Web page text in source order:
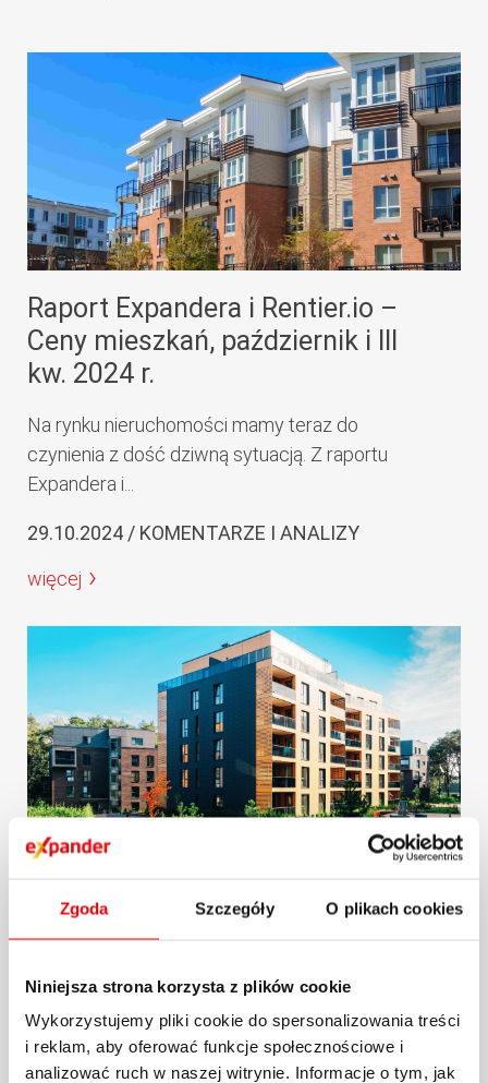
Zgoda Szczegóły O plikach cookies
Niniejsza strona korzysta z plików cookie
Wykorzystujemy pliki cookie do spersonalizowania treści
i reklam, aby oferować funkcje społecznościowe i
analizować ruch w naszej witrynie. Informacje o tym, jak
Raport Expandera i Rentier.io –
Ceny mieszkań, październik i III
kw. 2024 r.
Na rynku nieruchomości mamy teraz do
czynienia z dość dziwną sytuacją. Z raportu
Expandera i...
29.10.2024 / KOMENTARZE I ANALIZY
więcej
Najem mieszkań, październik i III
kw. 2024 r...
Po ogromnych wzrostach kosztów najmu w
2022 r. na rynku panowała względna stabilizacja.
Co prawda...